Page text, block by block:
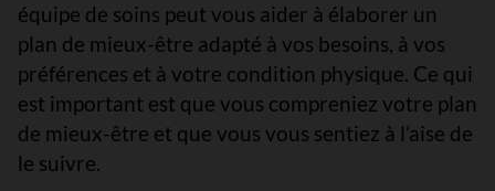
équipe de soins peut vous aider à élaborer un
plan de mieux-être adapté à vos besoins, à vos
préférences et à votre condition physique. Ce qui
est important est que vous compreniez votre plan
de mieux-être et que vous vous sentiez à l’aise de
le suivre.